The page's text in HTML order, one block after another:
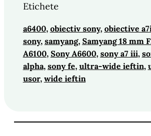
Etichete
a6400, obiectiv sony, obiective
sony, samyang, Samyang 18 mm
A6100, Sony A6600, sony a7 iii,
alpha, sony fe, ultra-wide ieftin,
usor, wide ieftin